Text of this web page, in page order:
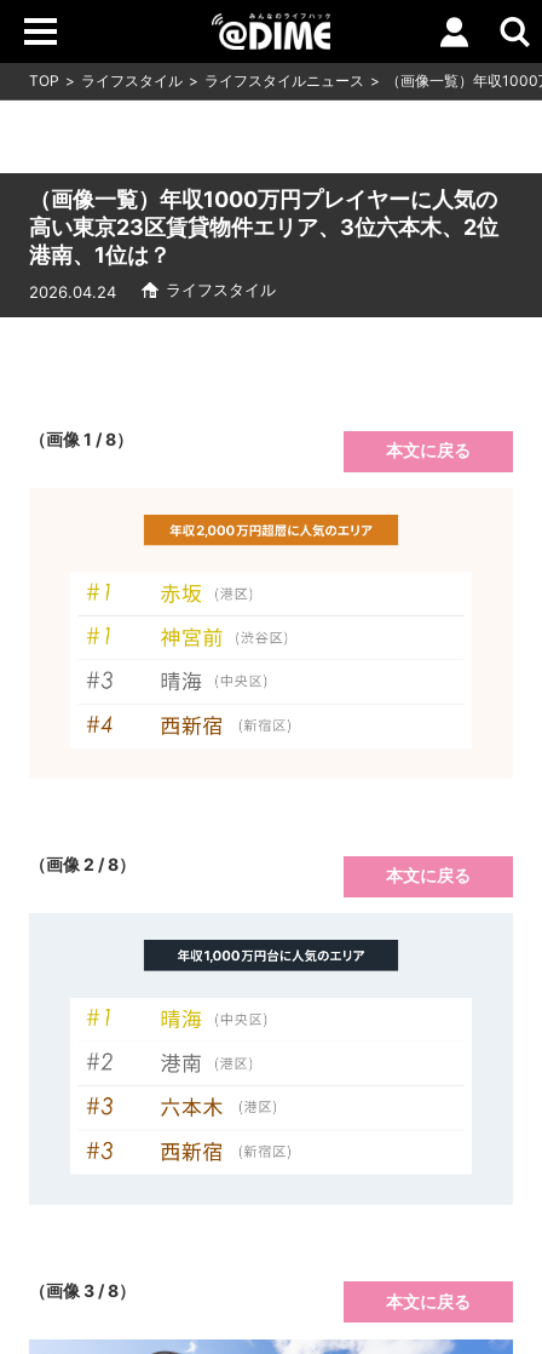
TOP ライフスタイル ライフスタイルニュース （画像一覧）年収
（画像一覧）年収1000万円プレイヤーに人気の
高い東京23区賃貸物件エリア、3位六本木、2位
港南、1位は？
2026.04.24 ライフスタイル
（画像 1 / 8）
本文に戻る
（画像 2 / 8）
本文に戻る
（画像 3 / 8）
本文に戻る